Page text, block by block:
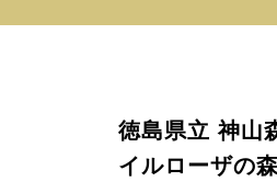
徳島県立 神山
イルローザの